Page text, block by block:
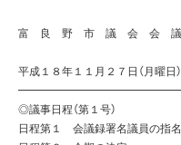
富 良 野 市 議 会 会
平成１８年１１月２７日（月曜
◎議事日程（第１号）
日程第１ 会議録署名議員の指名